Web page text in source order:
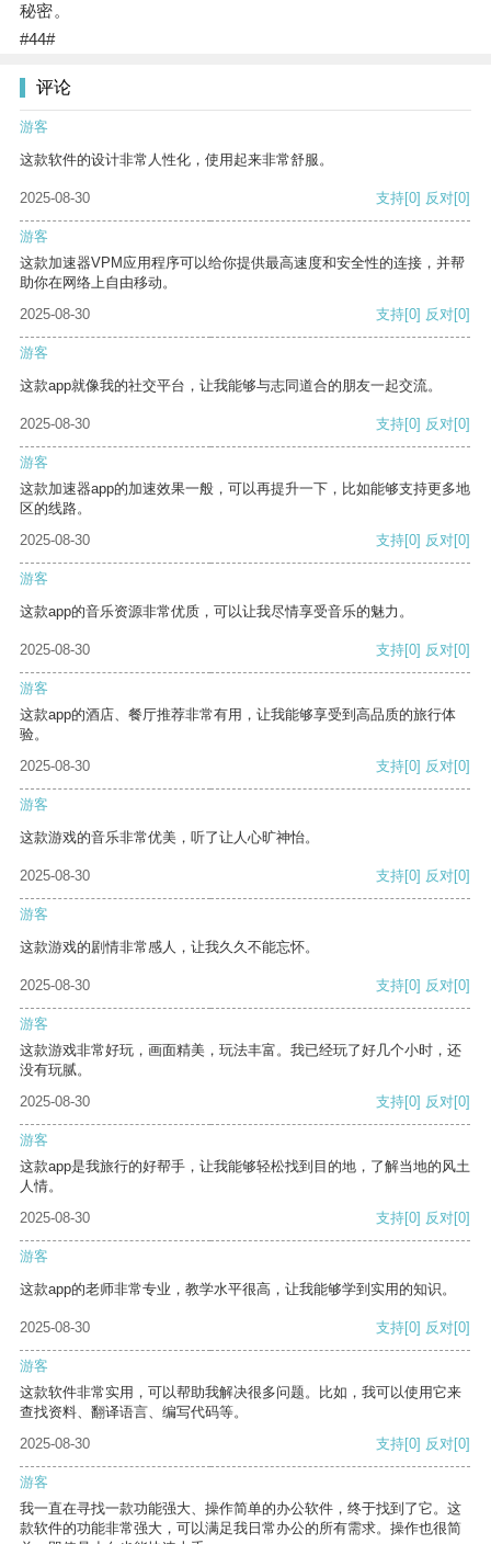
秘密。
#44#
评论
游客
这款软件的设计非常人性化，使用起来非常舒服。
2025-08-30 支持[0] 反对[0]
游客
这款加速器VPM应用程序可以给你提供最高速度和安全性的连接，并帮
助你在网络上自由移动。
2025-08-30
支持[0] 反对[0]
游客
这款app就像我的社交平台，让我能够与志同道合的朋友一起交流。
2025-08-30 支持[0] 反对[0]
游客
这款加速器app的加速效果一般，可以再提升一下，比如能够支持更多地
区的线路。
2025-08-30
支持[0] 反对[0]
游客
这款app的音乐资源非常优质，可以让我尽情享受音乐的魅力。
2025-08-30 支持[0] 反对[0]
游客
这款app的酒店、餐厅推荐非常有用，让我能够享受到高品质的旅行体
验。
2025-08-30
支持[0] 反对[0]
游客
这款游戏的音乐非常优美，听了让人心旷神怡。
2025-08-30 支持[0] 反对[0]
游客
这款游戏的剧情非常感人，让我久久不能忘怀。
2025-08-30 支持[0] 反对[0]
游客
这款游戏非常好玩，画面精美，玩法丰富。我已经玩了好几个小时，还
没有玩腻。
2025-08-30
支持[0] 反对[0]
游客
这款app是我旅行的好帮手，让我能够轻松找到目的地，了解当地的风土
人情。
2025-08-30
支持[0] 反对[0]
游客
这款app的老师非常专业，教学水平很高，让我能够学到实用的知识。
2025-08-30 支持[0] 反对[0]
游客
这款软件非常实用，可以帮助我解决很多问题。比如，我可以使用它来
查找资料、翻译语言、编写代码等。
2025-08-30
支持[0] 反对[0]
游客
我一直在寻找一款功能强大、操作简单的办公软件，终于找到了它。这
款软件的功能非常强大，可以满足我日常办公的所有需求。操作也很简